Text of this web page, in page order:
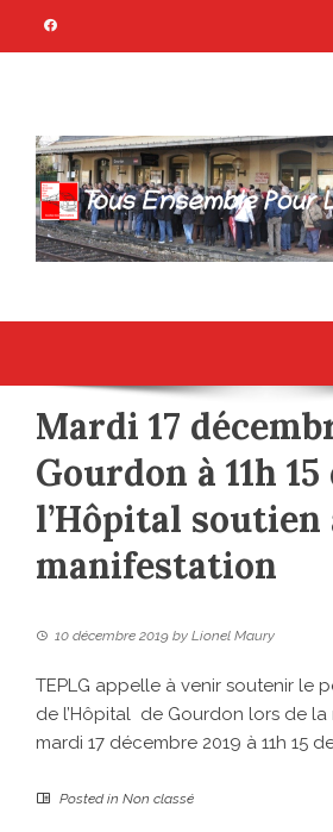
TOUS
POUR LES
Association Citoyenne
Mardi 17
Gourdon à 11h
l’Hôpital soutien
manifestation
10 décembre 2019 by Lionel Maury
TEPLG appelle à venir soutenir le
de l’Hôpital de Gourdon lors de
mardi 17 décembre 2019 à 11h 15
Posted in Non classé